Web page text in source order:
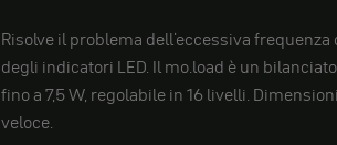
Risolve il problema dell'eccessiva
degli indicatori LED. Il mo.load è un
fino a 7,5 W, regolabile in 16 livelli.
veloce.